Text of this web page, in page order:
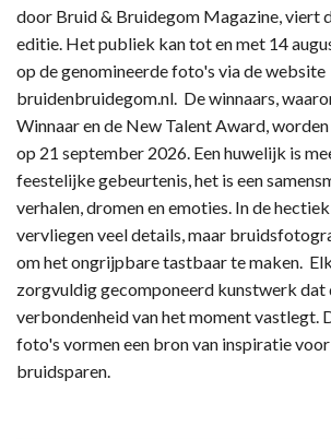
door Bruid & Bruidegom Magazine, viert
editie. Het publiek kan tot en met 14
op de genomineerde foto's via de website
bruidenbruidegom.nl. De winnaars,
Winnaar en de New Talent Award,
op 21 september 2026. Een huwelijk is
feestelijke gebeurtenis, het is een
verhalen, dromen en emoties. In de
vervliegen veel details, maar
om het ongrijpbare tastbaar te maken.
zorgvuldig gecomponeerd kunstwerk dat
verbondenheid van het moment vastlegt.
foto's vormen een bron van inspiratie
bruidsparen.